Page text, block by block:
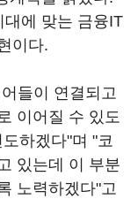
에 맞는 금융IT
이다.
들이 연결되고
이어질 수 있도
하겠다"며 "코
있는데 이 부분
노력하겠다"고